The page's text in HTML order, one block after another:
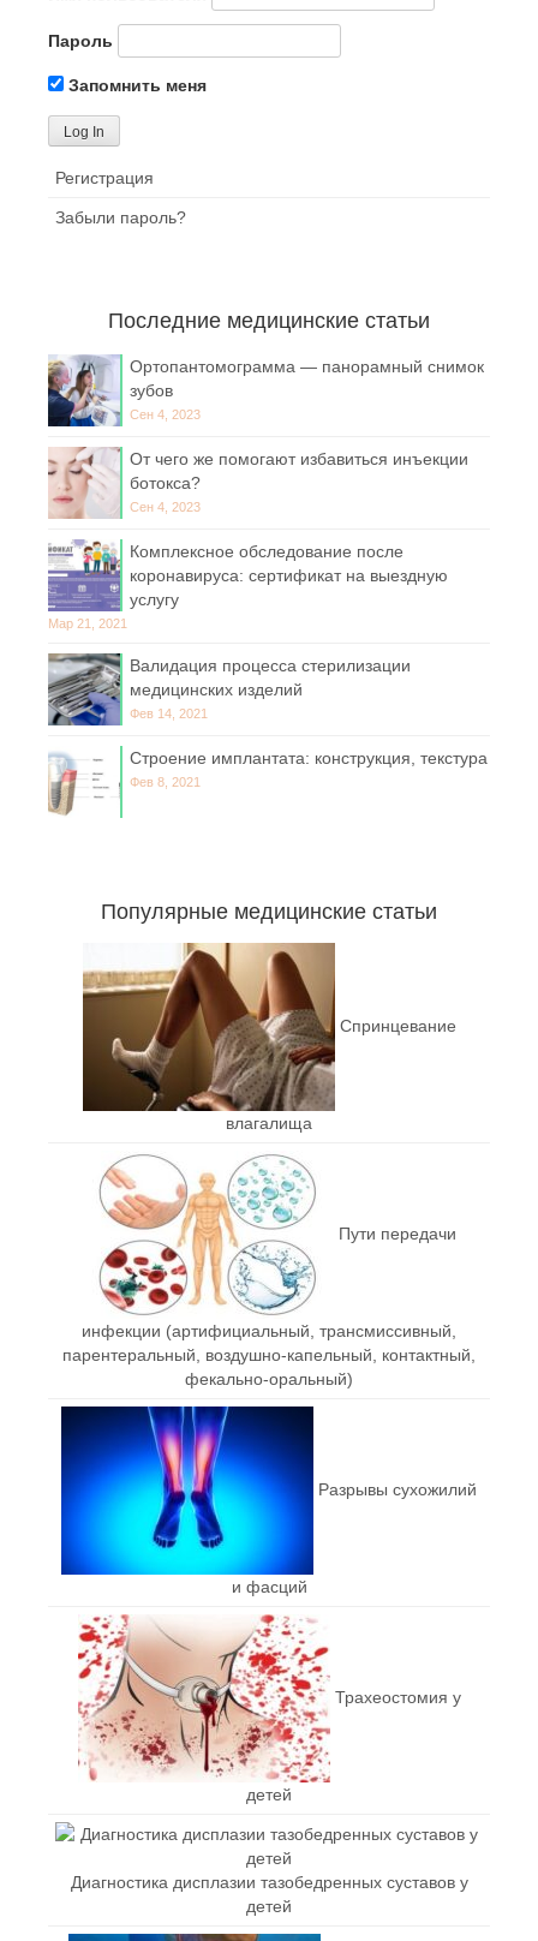
Пароль
Запомнить меня
Регистрация
Забыли пароль?
Последние медицинские статьи
Ортопантомограмма — панорамный снимок
зубов
Сен 4, 2023
От чего же помогают избавиться инъекции
ботокса?
Сен 4, 2023
Комплексное обследование после
коронавируса: сертификат на выездную
услугу
Мар 21, 2021
Валидация процесса стерилизации
медицинских изделий
Фев 14, 2021
Строение имплантата: конструкция, текстура
Фев 8, 2021
Популярные медицинские статьи
Спринцевание
влагалища
Пути передачи
инфекции (артифициальный, трансмиссивный,
парентеральный, воздушно-капельный, контактный,
фекально-оральный)
Разрывы сухожилий
и фасций
Трахеостомия у
детей
Диагностика дисплазии тазобедренных суставов у
детей